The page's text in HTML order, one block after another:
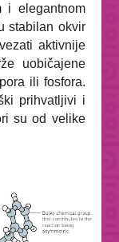
i elegantnom
stabilan okvir
aktivnije
uobičajene
ili fosfora.
prihvatljivi i
su od velike